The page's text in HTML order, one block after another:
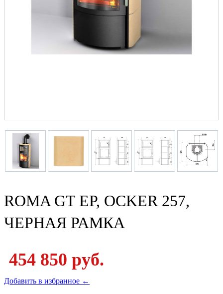
ROMA GT EP, OCKER 257,
ЧЕРНАЯ РАМКА
454 850 руб.
Добавить в избранное ←